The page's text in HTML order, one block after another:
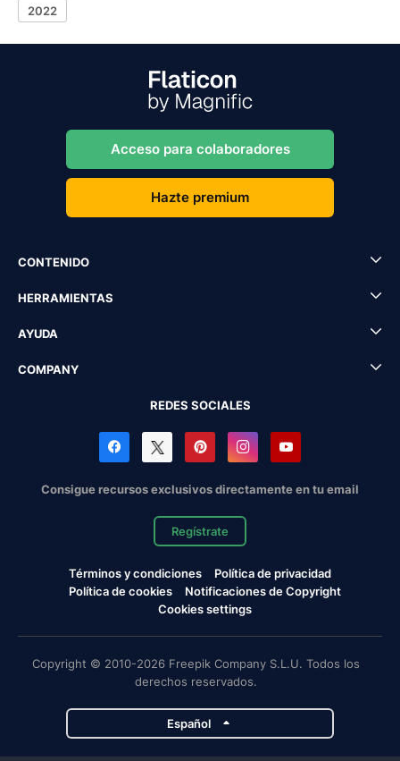
2022
Acceso para colaboradores
Hazte premium
CONTENIDO
HERRAMIENTAS
AYUDA
COMPANY
REDES SOCIALES
Consigue recursos exclusivos directamente en tu email
Regístrate
Términos y condiciones
Política de privacidad
Política de cookies
Notificaciones de Copyright
Cookies settings
Copyright © 2010-2026 Freepik Company S.L.U. Todos los
derechos reservados.
Español